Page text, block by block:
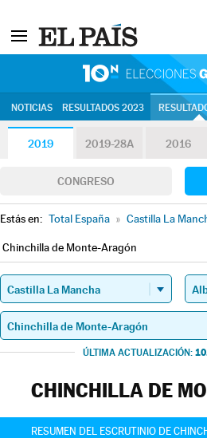
NOTICIAS RESULTADOS 2023
2019 2019-28A 2016
CONGRESO
Estás en: Total España » Castilla La
Chinchilla de Monte-Aragón
ÚLTIMA ACTUALIZACIÓN:
CHINCHILLA DE
RESUMEN DEL ESCRUTINIO DE